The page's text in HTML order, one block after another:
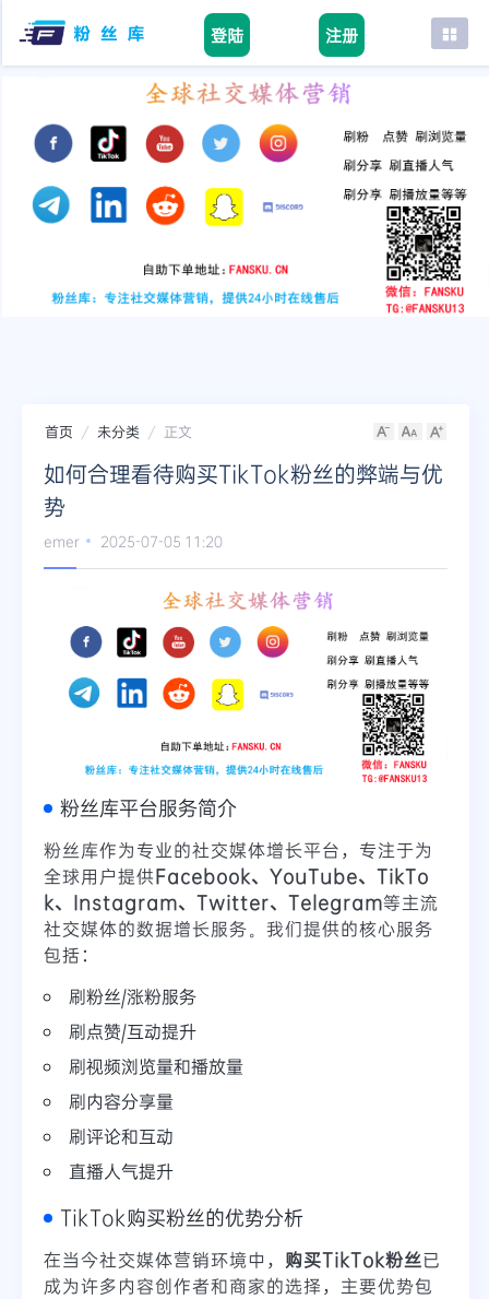
登陆 注册
首页
tiktok
youtube
instagram
首页 未分类 正文
如何合理看待购买TikTok粉丝的弊端与优
势
emer 2025-07-05 11:20
粉丝库平台服务简介
粉丝库作为专业的社交媒体增长平台，专注于为
全球用户提供Facebook、YouTube、TikTo
k、Instagram、Twitter、Telegram等主流
社交媒体的数据增长服务。我们提供的核心服务
包括：
刷粉丝/涨粉服务
刷点赞/互动提升
刷视频浏览量和播放量
刷内容分享量
刷评论和互动
直播人气提升
TikTok购买粉丝的优势分析
在当今社交媒体营销环境中， 购买TikTok粉丝已
成为许多内容创作者和商家的选择，主要优势包